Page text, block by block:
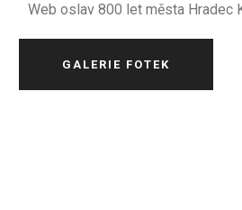
Web oslav 800 let města Hradec
GALERIE FOTEK